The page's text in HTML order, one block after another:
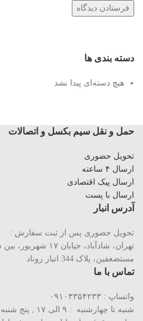
دسته بندی ها
هیچ دسته‌ای پیدا نشد
حمل و نقل سیم بکسل و اتصالات
تحویل حضوری
ارسال ۴ ساعته
ارسال پیک اقتصادی
ارسال با پست
آدرس انبار
تحویل حضوری پس از ثبت سفارش :
تهران، شادآباد،
مستضعفین، پلاک 344 انبار روناد
تماس با ما
واتساپ : ۰۹۱۰۳۳۵۴۲۳۳
شنبه تا چهارشنبه : ۹ الی ۱۷ , پنج شنبه ۹ الی ۱۲